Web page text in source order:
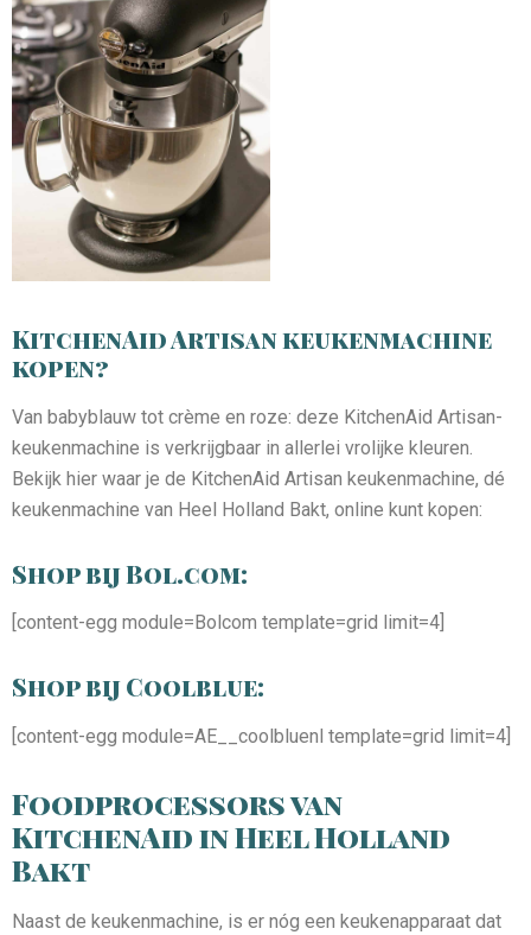
KitchenAid Artisan keukenmachine
kopen?
Van babyblauw tot crème en roze: deze KitchenAid Artisan-
keukenmachine is verkrijgbaar in allerlei vrolijke kleuren.
Bekijk hier waar je de KitchenAid Artisan keukenmachine, dé
keukenmachine van Heel Holland Bakt, online kunt kopen:
Shop bij Bol.com:
[content-egg module=Bolcom template=grid limit=4]
Shop bij Coolblue:
[content-egg module=AE__coolbluenl template=grid limit=4]
Foodprocessors van
KitchenAid in Heel Holland
Bakt
Naast de keukenmachine, is er nóg een keukenapparaat dat